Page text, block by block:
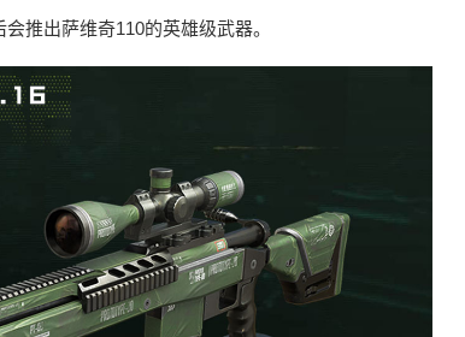
推出萨维奇110的英雄级武器。